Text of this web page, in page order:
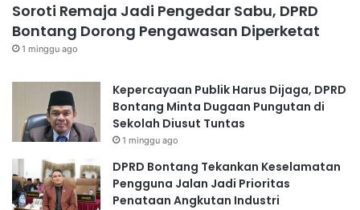
Soroti Remaja Jadi Pengedar Sabu, DPRD
Bontang Dorong Pengawasan Diperketat
1 minggu ago
Kepercayaan Publik Harus Dijaga, DPRD
Bontang Minta Dugaan Pungutan di
Sekolah Diusut Tuntas
1 minggu ago
DPRD Bontang Tekankan Keselamatan
Pengguna Jalan Jadi Prioritas
Penataan Angkutan Industri